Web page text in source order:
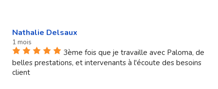
Nathalie Delsaux
1 mois
3ème fois que je travaille avec Paloma, de
belles prestations, et intervenants à l'écoute des besoins
client